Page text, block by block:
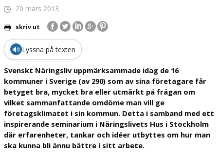
VÅR POLITIK
VAL 2022
PÅ GÅNG
KONTAKTA OSS
20 mars 2013
skriv ut
🔊 Lyssna på texten
Svenskt Näringsliv uppmärksammade idag de 16
kommuner i Sverige (av 290) som av sina företagare får
betyget bra, mycket bra eller utmärkt på frågan om
vilket sammanfattande omdöme man vill ge
företagsklimatet i sin kommun. Detta i samband med ett
inspirerande seminarium i Näringslivets Hus i Stockholm
där erfarenheter, tankar och idéer utbyttes om hur man
ska kunna bli ännu bättre i sitt arbete.